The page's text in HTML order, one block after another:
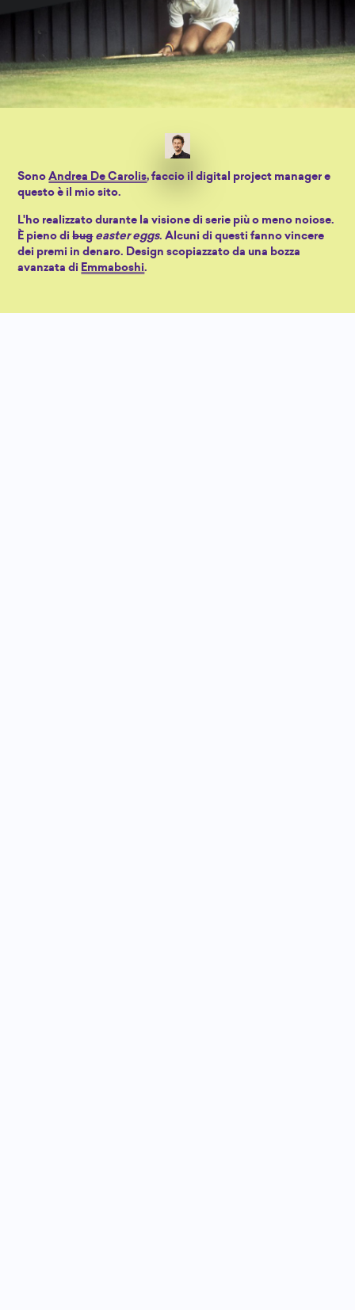
SonoAndrea De Carolis, faccio il digital project manager e
questo è il mio sito.
L'ho realizzato durante la visione di serie più o meno noiose.
È pieno dibug easter eggs. Alcuni di questi fanno vincere
dei premi in denaro. Design scopiazzato da una bozza
avanzata di Emmaboshi.